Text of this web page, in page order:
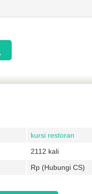
kursi restoran
2112 kali
Rp (Hubungi CS)